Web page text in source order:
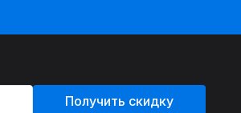
Получить скидку